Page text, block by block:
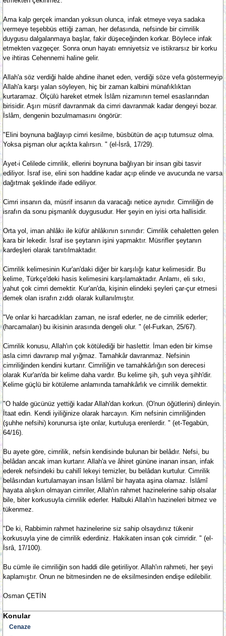
Ama kalp gerçek imandan yoksun olunca, infak etmeye veya sadaka
vermeye teşebbüs ettiği zaman, her defasında, nefsinde bir cimrilik
duygusu dalgalanmaya başlar, fakir düşeceğinden korkar. Böylece infak
etmekten vazgeçer. Sonra onun hayatı emniyetsiz ve istikrarsız bir korku
ve ihtiras Cehennemi haline gelir.
Allah'a söz verdiği halde ahdine ihanet eden, verdiği söze vefa göstermeyip
Allah'a karşı yalan söyleyen, hiç bir zaman kalbini münafıklıktan
kurtaramaz. Ölçülü hareket etmek İslâm nizamının temel esaslarından
birisidir. Aşırı müsrif davranmak da cimri davranmak kadar dengeyi bozar.
İslâm, dengenin bozulmamasını öngörür:
"Elini boynuna bağlayıp cimri kesilme, büsbütün de açıp tutumsuz olma.
Yoksa pişman olur açıkta kalırsın. " (el-İsrâ, 17/29).
Ayet-i Celilede cimrilik, ellerini boynuna bağlıyan bir insan gibi tasvir
ediliyor. İsraf ise, elini son haddine kadar açıp elinde ve avucunda ne varsa
dağıtmak şeklinde ifade ediliyor.
Cimri insanın da, müsrif insanın da varacağı netice aynıdır. Cimriliğin de
israfın da sonu pişmanlık duygusudur. Her şeyin en iyisi orta hallisidir.
Orta yol, iman ahlâkı ile küfür ahlâkının sınırıdır: Cimrilik cehaletten gelen
kara bir lekedir. İsraf ise şeytanın işini yapmaktır. Müsrifler şeytanın
kardeşleri olarak tanıtılmaktadır.
Cimrilik kelimesinin Kur'an'daki diğer bir karşılığı katur kelimesidir. Bu
kelime, Türkçe'deki hasis kelimesini karşılamaktadır. Anlamı, eli sıkı,
yahut çok cimri demektir. Kur'an'da, kişinin elindeki şeyleri çar-çur etmesi
demek olan israfın zıddı olarak kullanılmıştır.
"Ve onlar ki harcadıkları zaman, ne israf ederler, ne de cimrilik ederler;
(harcamaları) bu ikisinin arasında dengeli olur. " (el-Furkan, 25/67).
Cimrilik konusu, Allah'ın çok kötülediği bir haslettir. İman eden bir kimse
asla cimri davranıp mal yığmaz. Tamahkâr davranmaz. Nefsinin
cimriliğinden kendini kurtarır. Cimriliğin ve tamahkârlığın son derecesi
olarak Kur'an'da bir kelime daha vardır. Bu kelime şih, şuh veya şihh'dir.
Kelime güçlü bir kötüleme anlamında tamahkârlık ve cimrilik demektir.
"O halde gücünüz yettiği kadar Allah'dan korkun. (O'nun öğütlerini) dinleyin.
İtaat edin. Kendi iyiliğinize olarak harcayın. Kim nefsinin cimriliğinden
(şuhhe nefsihi) korunursa işte onlar, kurtuluşa erenlerdir. " (et-Tegabün,
64/16).
Bu ayete göre, cimrilik, nefsin kendisinde bulunan bir belâdır. Nefsi, bu
belâdan ancak iman kurtarır. Allah'a ve âhiret gününe inanan insan, infak
ederek nefsindeki bu cahilî lekeyi temizler, bu belâdan kurtulur. Cimrilik
belâsından kurtulamayan insan İslâmî bir hayata aşina olamaz. İslâmî
hayata alışkın olmayan cimriler, Allah'ın rahmet hazinelerine sahip olsalar
bile, biter korkusuyla cimrilik ederler. Halbuki Allah'ın hazineleri bitmez ve
tükenmez.
"De ki, Rabbimin rahmet hazinelerine siz sahip olsaydınız tükenir
korkusuyla yine de cimrilik ederdiniz. Hakikaten insan çok cimridir. " (el-
İsrâ, 17/100).
Bu cümle ile cimriliğin son haddi dile getiriliyor. Allah'ın rahmeti, her şeyi
kaplamıştır. Onun ne bitmesinden ne de eksilmesinden endişe edilebilir.
Osman ÇETİN
Konular
Cenaze